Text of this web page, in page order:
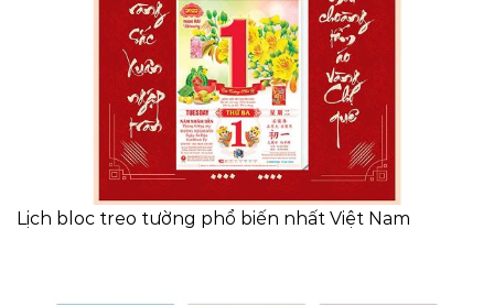
Lịch bloc treo tường phổ biến nhất Việt Nam